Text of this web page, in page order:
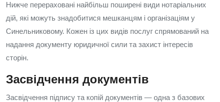
Нижче перераховані найбільш поширені види нотаріальних
дій, які можуть знадобитися мешканцям і організаціям у
Синельниковому. Кожен із цих видів послуг спрямований на
надання документу юридичної сили та захист інтересів
сторін.
Засвідчення документів
Засвідчення підпису та копій документів — одна з базових